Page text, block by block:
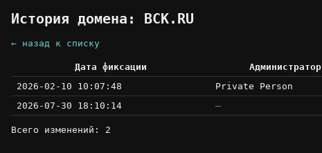
История домена: BCK.RU
← назад к списку
Дата фиксации Администратор
2026-02-10 10:07:48
Private Person
2026-07-30 18:10:14
—
Всего изменений: 2